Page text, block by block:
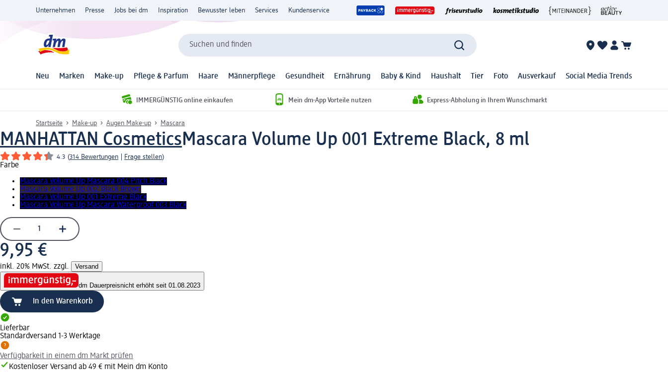
Unternehmen Presse Jobs bei dm Inspiration Bewusster leben Services Kundenservice
Suchen und finden
Neu Marken Make-up Pflege & Parfum Haare Männerpflege Gesundheit Ernährung Baby & Kind Haushalt Tier Foto Ausverkauf Social Media Trends
IMMERGÜNSTIG online einkaufen Mein dm-App Vorteile nutzen Express-Abholung in Ihrem Wunschmarkt
Startseite Make-up Augen Make-up Mascara
MANHATTAN CosmeticsMascara Volume Up 001 Extreme Black, 8 ml
4.3 (314 Bewertungen Frage stellen)
Farbe
Mascara Volume Up Mascara 004 Pitch Black
Mascara Volume Up 002 Black Brown
Mascara Volume Up 001 Extreme Black
Mascara Volume Up Mascara Waterproof 003 Black
9,95 €
inkl. 20% MwSt. zzgl. Versand
dm Dauerpreisnicht erhöht seit 01.08.2023
In den Warenkorb
Lieferbar
Standardversand 1-3 Werktage
Verfügbarkeit in einem dm Markt prüfen
Kostenloser Versand ab 49 € mit Mein dm Konto